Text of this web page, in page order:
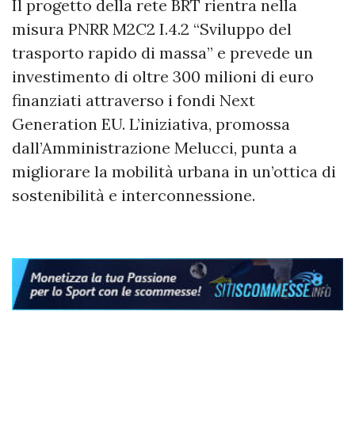
Il progetto della rete BRT rientra nella
misura PNRR M2C2 I.4.2 “Sviluppo del
trasporto rapido di massa” e prevede un
investimento di oltre 300 milioni di euro
finanziati attraverso i fondi Next
Generation EU. L’iniziativa, promossa
dall’Amministrazione Melucci, punta a
migliorare la mobilità urbana in un’ottica di
sostenibilità e interconnessione.